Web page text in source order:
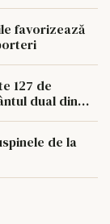
favorizează
127 de
dual din
de la